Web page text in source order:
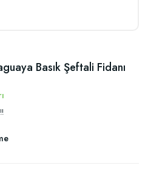
Basık Şeftali Fidanı